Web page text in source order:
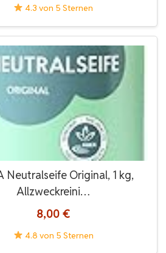
4.3 von 5 Sternen
Neutralseife Original, 1 kg,
Allzweckreini…
8,00 €
4.8 von 5 Sternen